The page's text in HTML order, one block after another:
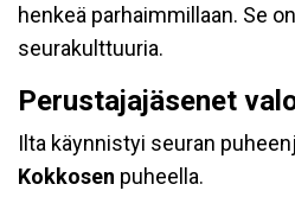
henkeä parhaimmillaan. Se
seurakulttuuria.
Perustajajäsenet
Ilta käynnistyi seuran
Kokkosen puheella.